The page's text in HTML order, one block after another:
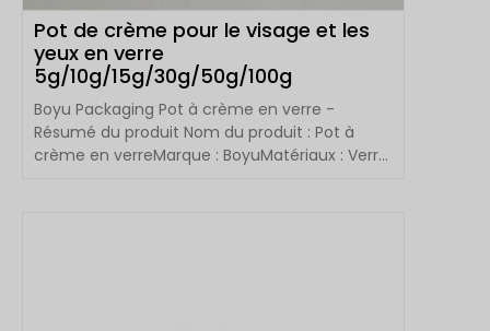
Pot de crème pour le visage et les
yeux en verre
5g/10g/15g/30g/50g/100g
Boyu Packaging Pot à crème en verre -
Résumé du produit Nom du produit : Pot à
crème en verreMarque : BoyuMatériaux : Verre